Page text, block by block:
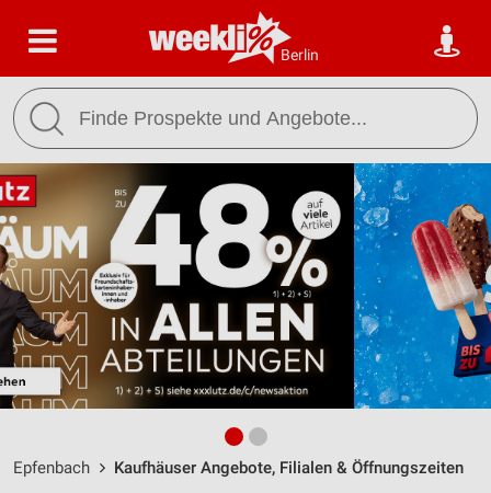
Berlin
Epfenbach Kaufhäuser Angebote, Filialen & Öffnungszeiten